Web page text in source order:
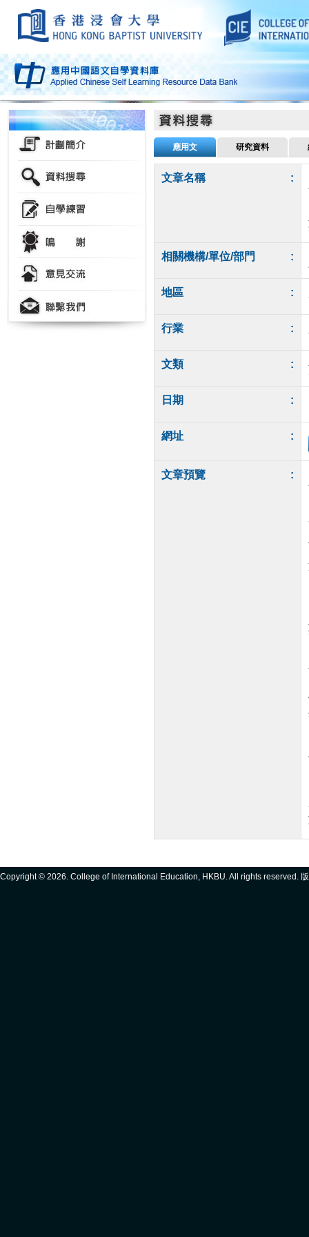
應用文 研究資料
文章名稱 :
相關機構/單位/部門 :
地區 :
行業 :
文類 :
日期 :
網址 :
文章預覽 :
Copyright © 2026. College of International Education, HKBU. All rights reserved.